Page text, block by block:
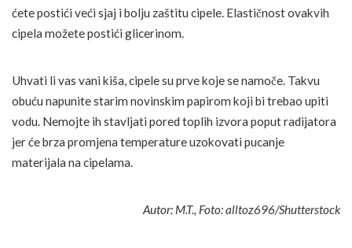
ćete postići veći sjaj i bolju zaštitu cipele. Elastičnost ovakvih
cipela možete postići glicerinom.
Uhvati li vas vani kiša, cipele su prve koje se namoče. Takvu
obuću napunite starim novinskim papirom koji bi trebao upiti
vodu. Nemojte ih stavljati pored toplih izvora poput radijatora
jer će brza promjena temperature uzokovati pucanje
materijala na cipelama.
Autor: M.T., Foto: alltoz696/Shutterstock